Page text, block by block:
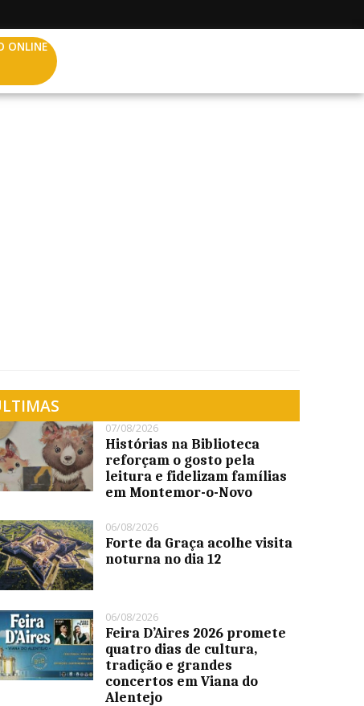
ONLINE
07/08/2026
Histórias na Biblioteca
reforçam o gosto pela
leitura e fidelizam famílias
em Montemor-o-Novo
06/08/2026
Forte da Graça acolhe visita
noturna no dia 12
06/08/2026
Feira D’Aires 2026 promete
quatro dias de cultura,
tradição e grandes
concertos em Viana do
Alentejo